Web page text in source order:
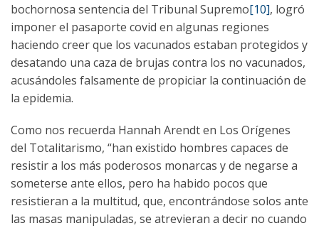
bochornosa sentencia del Tribunal Supremo[10], logró
imponer el pasaporte covid en algunas regiones
haciendo creer que los vacunados estaban protegidos y
desatando una caza de brujas contra los no vacunados,
acusándoles falsamente de propiciar la continuación de
la epidemia.
Como nos recuerda Hannah Arendt en Los Orígenes
del Totalitarismo, “han existido hombres capaces de
resistir a los más poderosos monarcas y de negarse a
someterse ante ellos, pero ha habido pocos que
resistieran a la multitud, que, encontrándose solos ante
las masas manipuladas, se atrevieran a decir no cuando